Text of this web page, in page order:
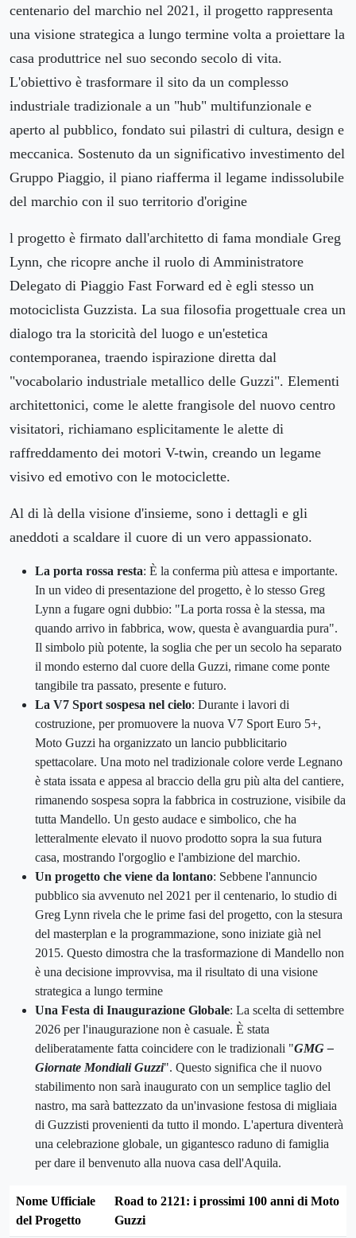
centenario del marchio nel 2021, il progetto rappresenta
una visione strategica a lungo termine volta a proiettare la
casa produttrice nel suo secondo secolo di vita.
L'obiettivo è trasformare il sito da un complesso
industriale tradizionale a un "hub" multifunzionale e
aperto al pubblico, fondato sui pilastri di cultura, design e
meccanica. Sostenuto da un significativo investimento del
Gruppo Piaggio, il piano riafferma il legame indissolubile
del marchio con il suo territorio d'origine
l progetto è firmato dall'architetto di fama mondiale Greg
Lynn, che ricopre anche il ruolo di Amministratore
Delegato di Piaggio Fast Forward ed è egli stesso un
motociclista Guzzista. La sua filosofia progettuale crea un
dialogo tra la storicità del luogo e un'estetica
contemporanea, traendo ispirazione diretta dal
"vocabolario industriale metallico delle Guzzi". Elementi
architettonici, come le alette frangisole del nuovo centro
visitatori, richiamano esplicitamente le alette di
raffreddamento dei motori V-twin, creando un legame
visivo ed emotivo con le motociclette.
Al di là della visione d'insieme, sono i dettagli e gli
aneddoti a scaldare il cuore di un vero appassionato.
La porta rossa resta: È la conferma più attesa e importante.
In un video di presentazione del progetto, è lo stesso Greg
Lynn a fugare ogni dubbio: "La porta rossa è la stessa, ma
quando arrivo in fabbrica, wow, questa è avanguardia pura".
Il simbolo più potente, la soglia che per un secolo ha separato
il mondo esterno dal cuore della Guzzi, rimane come ponte
tangibile tra passato, presente e futuro.
La V7 Sport sospesa nel cielo: Durante i lavori di
costruzione, per promuovere la nuova V7 Sport Euro 5+,
Moto Guzzi ha organizzato un lancio pubblicitario
spettacolare. Una moto nel tradizionale colore verde Legnano
è stata issata e appesa al braccio della gru più alta del cantiere,
rimanendo sospesa sopra la fabbrica in costruzione, visibile da
tutta Mandello. Un gesto audace e simbolico, che ha
letteralmente elevato il nuovo prodotto sopra la sua futura
casa, mostrando l'orgoglio e l'ambizione del marchio.
Un progetto che viene da lontano: Sebbene l'annuncio
pubblico sia avvenuto nel 2021 per il centenario, lo studio di
Greg Lynn rivela che le prime fasi del progetto, con la stesura
del masterplan e la programmazione, sono iniziate già nel
2015. Questo dimostra che la trasformazione di Mandello non
è una decisione improvvisa, ma il risultato di una visione
strategica a lungo termine
Una Festa di Inaugurazione Globale: La scelta di settembre
2026 per l'inaugurazione non è casuale. È stata
deliberatamente fatta coincidere con le tradizionali "GMG –
Giornate Mondiali Guzzi". Questo significa che il nuovo
stabilimento non sarà inaugurato con un semplice taglio del
nastro, ma sarà battezzato da un'invasione festosa di migliaia
di Guzzisti provenienti da tutto il mondo. L'apertura diventerà
una celebrazione globale, un gigantesco raduno di famiglia
per dare il benvenuto alla nuova casa dell'Aquila.
Nome Ufficiale
del Progetto
Road to 2121: i prossimi 100 anni di Moto
Guzzi